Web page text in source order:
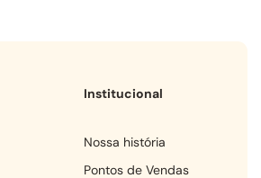
Institucional
Nossa história
Pontos de Vendas